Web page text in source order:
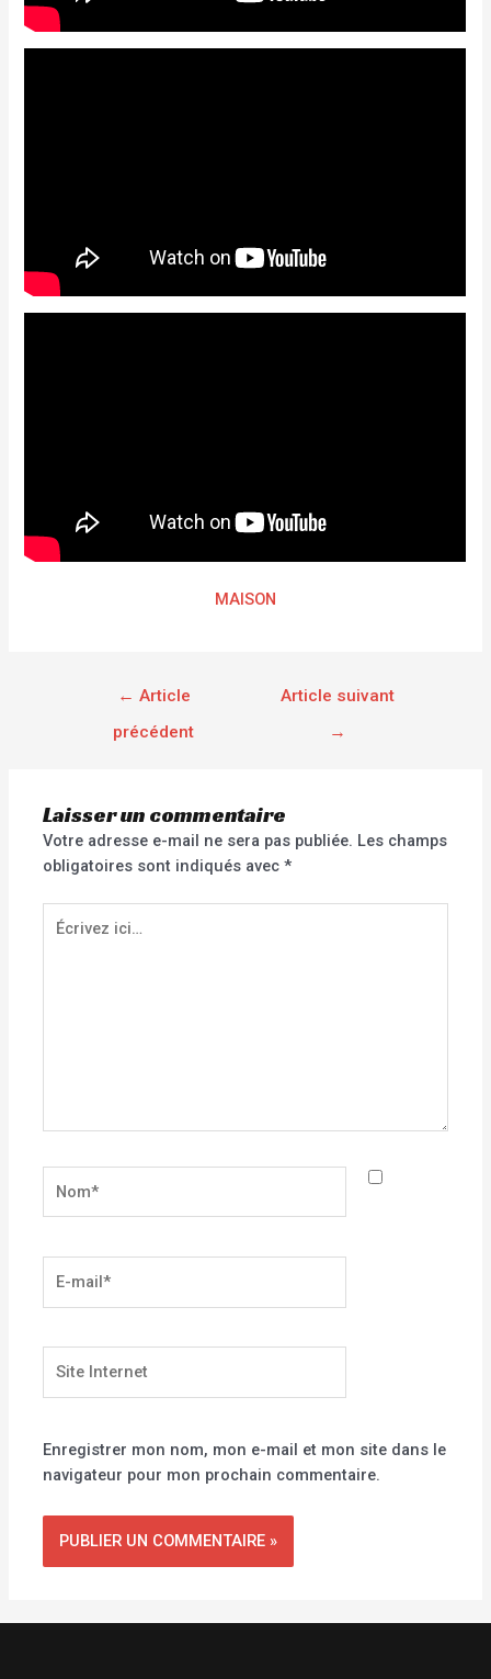
MAISON
← Article
précédent
Article suivant
→
Laisser un commentaire
Votre adresse e-mail ne sera pas publiée. Les champs
obligatoires sont indiqués avec*
Écrivez
ici…
mail*
Internet
Enregistrer mon nom, mon e-mail et mon site dans le
navigateur pour mon prochain commentaire.